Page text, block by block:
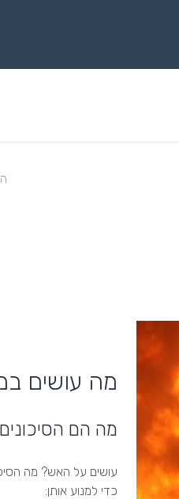
מה עושים
מה הם
עושים על האש? מה
כדי למנוע אותן: